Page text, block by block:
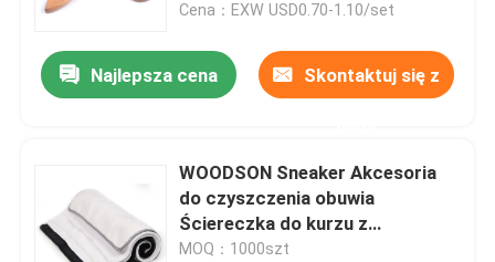
Kontrola jakości
Skontaktuj się z nami
Aktualności
Cena：EXW USD0.70-1.10/set
Najlepsza cena Skontaktuj się z
WOODSON Sneaker Akcesoria
do czyszczenia obuwia
Ściereczka do kurzu z
mikrofibry
MOQ：1000szt